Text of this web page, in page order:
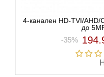
4-канален HD-TVI/AHD/
до
-35%